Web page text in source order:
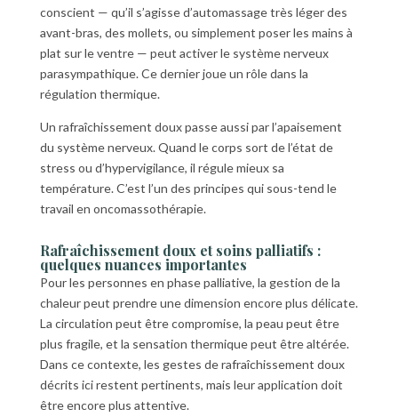
conscient — qu’il s’agisse d’automassage très léger des
avant-bras, des mollets, ou simplement poser les mains à
plat sur le ventre — peut activer le système nerveux
parasympathique. Ce dernier joue un rôle dans la
régulation thermique.
Un rafraîchissement doux passe aussi par l’apaisement
du système nerveux. Quand le corps sort de l’état de
stress ou d’hypervigilance, il régule mieux sa
température. C’est l’un des principes qui sous-tend le
travail en oncomassothérapie.
Rafraîchissement doux et soins palliatifs :
quelques nuances importantes
Pour les personnes en phase palliative, la gestion de la
chaleur peut prendre une dimension encore plus délicate.
La circulation peut être compromise, la peau peut être
plus fragile, et la sensation thermique peut être altérée.
Dans ce contexte, les gestes de rafraîchissement doux
décrits ici restent pertinents, mais leur application doit
être encore plus attentive.